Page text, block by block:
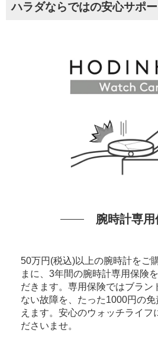
ハラダならではの安心サポー
腕時計専用
50万円(税込)以上の腕時計をご
まに、3年間の腕時計専用保険
だきます。専用保険ではブラン
ない故障を、たった1000円の
えます。安心のウォッチライフ
ださいませ。